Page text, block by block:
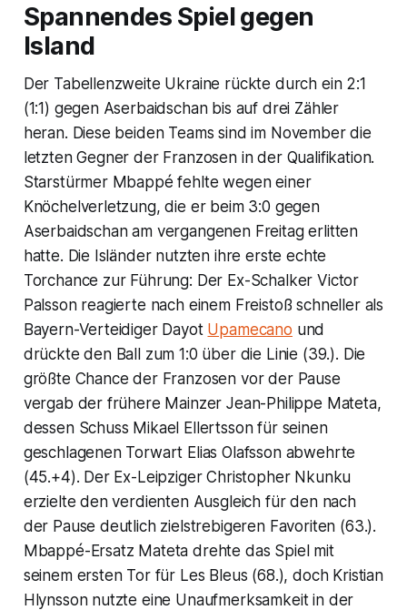
Spannendes Spiel gegen
Island
Der Tabellenzweite Ukraine rückte durch ein 2:1
(1:1) gegen Aserbaidschan bis auf drei Zähler
heran. Diese beiden Teams sind im November die
letzten Gegner der Franzosen in der Qualifikation.
Starstürmer Mbappé fehlte wegen einer
Knöchelverletzung, die er beim 3:0 gegen
Aserbaidschan am vergangenen Freitag erlitten
hatte. Die Isländer nutzten ihre erste echte
Torchance zur Führung: Der Ex-Schalker Victor
Palsson reagierte nach einem Freistoß schneller als
Bayern-Verteidiger Dayot Upamecano und
drückte den Ball zum 1:0 über die Linie (39.). Die
größte Chance der Franzosen vor der Pause
vergab der frühere Mainzer Jean-Philippe Mateta,
dessen Schuss Mikael Ellertsson für seinen
geschlagenen Torwart Elias Olafsson abwehrte
(45.+4). Der Ex-Leipziger Christopher Nkunku
erzielte den verdienten Ausgleich für den nach
der Pause deutlich zielstrebigeren Favoriten (63.).
Mbappé-Ersatz Mateta drehte das Spiel mit
seinem ersten Tor für Les Bleus (68.), doch Kristian
Hlynsson nutzte eine Unaufmerksamkeit in der